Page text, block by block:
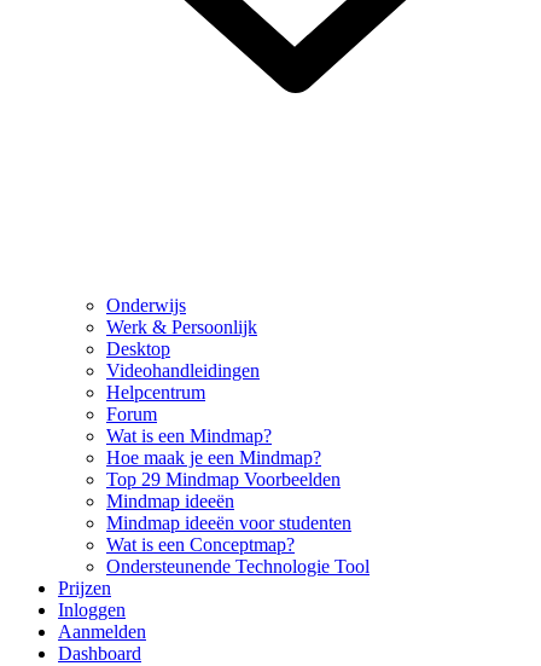
Onderwijs
Werk & Persoonlijk
Desktop
Videohandleidingen
Helpcentrum
Forum
Wat is een Mindmap?
Hoe maak je een Mindmap?
Top 29 Mindmap Voorbeelden
Mindmap ideeën
Mindmap ideeën voor studenten
Wat is een Conceptmap?
Ondersteunende Technologie Tool
Prijzen
Inloggen
Aanmelden
Dashboard